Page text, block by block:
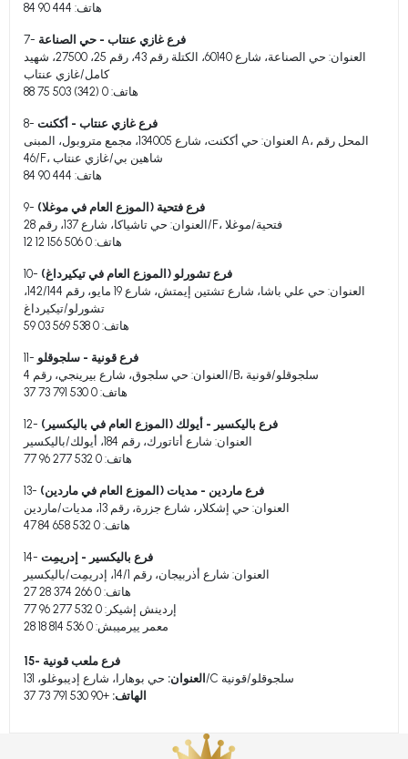
هاتف: 444 90 84
7- فرع غازي عنتاب - حي الصناعة
العنوان: حي الصناعة، شارع 60140، الكتلة رقم 43، رقم 25، 27500، شهيد
كامل/غازي عنتاب
هاتف: 0 (342) 503 75 88
8- فرع غازي عنتاب - أككنت
العنوان: حي أككنت، شارع 134005، مجمع متروبول، المبنى A، المحل رقم
46/F، شاهين بي/غازي عنتاب
هاتف: 444 90 84
9- فرع فتحية (الموزع العام في موغلا)
العنوان: حي تاشياكا، شارع 137، رقم 28/F، فتحية/موغلا
هاتف: 0 506 156 12 12
10- فرع تشورلو (الموزع العام في تيكيرداغ)
العنوان: حي علي باشا، شارع تشتين إيمتش، شارع 19 مايو، رقم 142/144،
تشورلو/تيكيرداغ
هاتف: 0 538 569 03 59
11- فرع قونية - سلجوقلو
العنوان: حي سلجوق، شارع بيرينجي، رقم 4/B، سلجوقلو/قونية
هاتف: 0 530 791 73 37
12- فرع باليكسير - أيولك (الموزع العام في باليكسير)
العنوان: شارع أتاتورك، رقم 184، أيولك/باليكسير
هاتف: 0 532 277 96 77
13- فرع ماردين - مديات (الموزع العام في ماردين)
العنوان: حي إشكلار، شارع جزرة، رقم 13، مديات/ماردين
هاتف: 0 532 658 84 47
14- فرع باليكسير - إدريمِت
العنوان: شارع أذربيجان، رقم 14/1، إدريمِت/باليكسير
هاتف: 0 266 374 28 27
إردينش إشيكر: 0 532 277 96 77
معمر ييرميبش: 0 536 814 18 28
15- فرع ملعب قونية
العنوان:
حي بوهارا، شارع إديبوغلو، 131/C سلجوقلو/قونية
الهاتف: +90 530 791 73 37